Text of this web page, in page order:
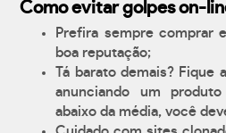
Como evitar golpes on-
Prefira sempre comprar
boa reputação;
Tá barato demais? Fique
anunciando um
abaixo da média, você